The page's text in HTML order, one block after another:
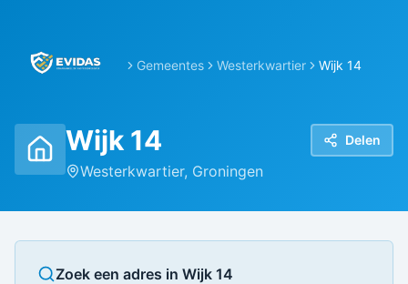
Gemeentes Westerkwartier Wijk 14
Wijk 14
Westerkwartier, Groningen
Delen
Zoek een adres in Wijk 14